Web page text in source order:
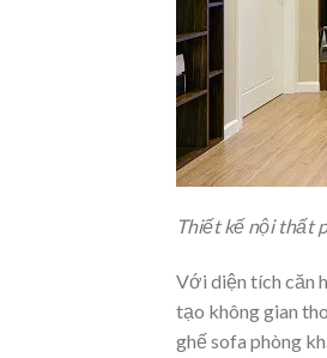
Thiết kế nội thất
Với diện tích căn
tạo không gian
ghế sofa phòng